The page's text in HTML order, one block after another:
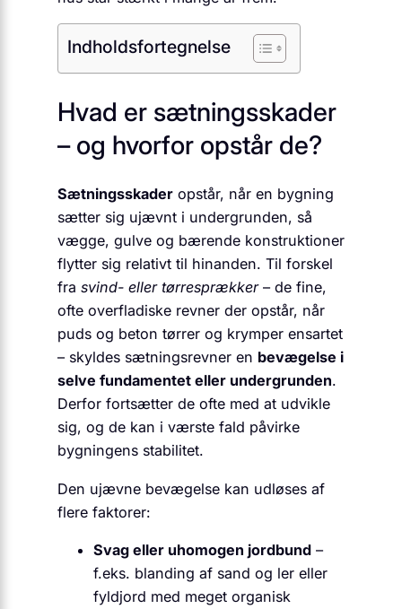
Indholdsfortegnelse
Hvad er sætningsskader
– og hvorfor opstår de?
Sætningsskader opstår, når en bygning
sætter sig ujævnt i undergrunden, så
vægge, gulve og bærende konstruktioner
flytter sig relativt til hinanden. Til forskel
fra svind- eller tørresprækker– de fine,
ofte overfladiske revner der opstår, når
puds og beton tørrer og krymper ensartet
– skyldes sætningsrevner en bevægelse i
selve fundamentet eller undergrunden.
Derfor fortsætter de ofte med at udvikle
sig, og de kan i værste fald påvirke
bygningens stabilitet.
Den ujævne bevægelse kan udløses af
flere faktorer:
Svag eller uhomogen jordbund –
f.eks. blanding af sand og ler eller
fyldjord med meget organisk